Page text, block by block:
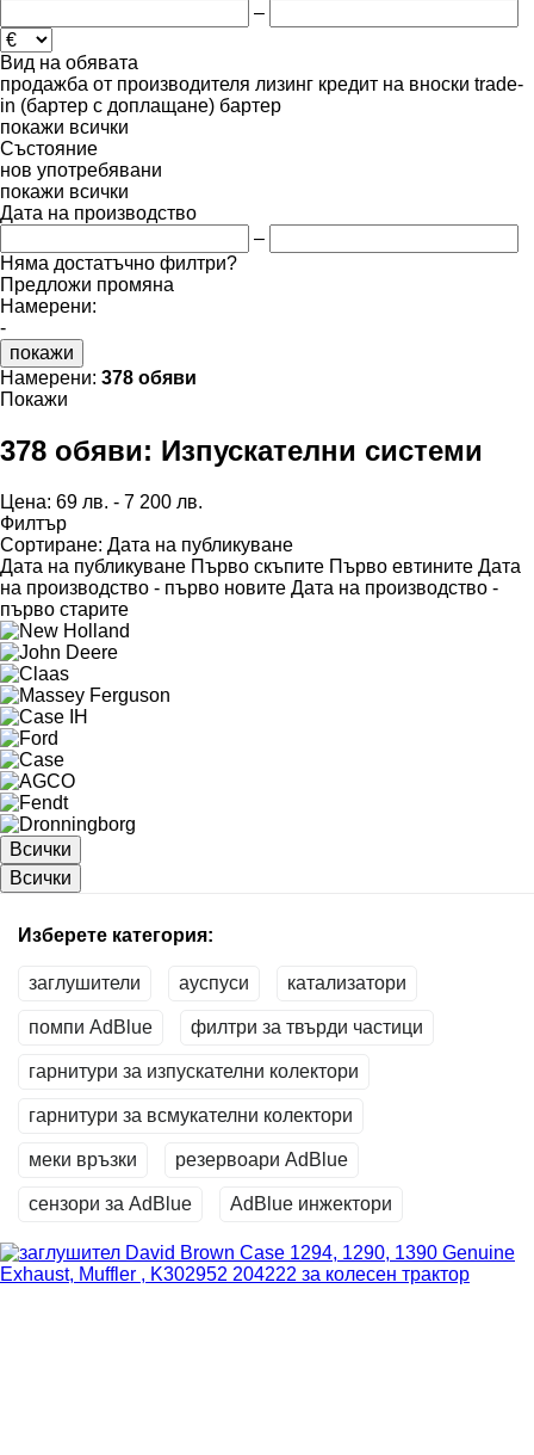
–
Вид на обявата
продажба от производителя лизинг кредит на вноски trade-
in (бартер с доплащане) бартер
покажи всички
Състояние
нов употребявани
покажи всички
Дата на производство
–
Няма достатъчно филтри?
Предложи промяна
Намерени:
-
покажи
Намерени: 378 обяви
Покажи
378 обяви: Изпускателни системи
Цена: 69 лв. - 7 200 лв.
Филтър
Сортиране: Дата на публикуване
Дата на публикуване Първо скъпите Първо евтините Дата
на производство - първо новите Дата на производство -
първо старите
Всички
Всички
Изберете категория:
заглушители ауспуси катализатори
помпи AdBlue филтри за твърди частици
гарнитури за изпускателни колектори
гарнитури за всмукателни колектори
меки връзки резервоари AdBlue
сензори за AdBlue AdBlue инжектори